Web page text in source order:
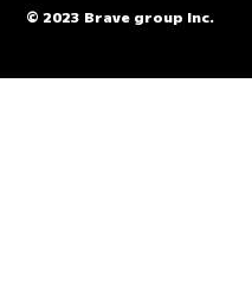
© 2023 Brave group Inc.